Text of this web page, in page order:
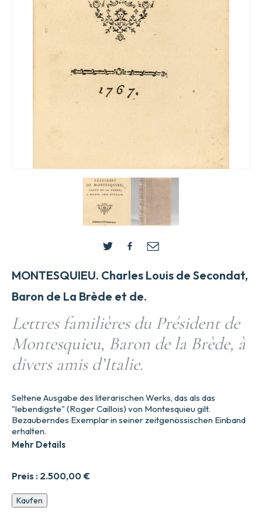
MONTESQUIEU. Charles Louis de Secondat,
Baron de La Brède et de.
Lettres familières du Président de
Montesquieu, Baron de la Brède, à
divers amis d’Italie.
Preis : 2.500,00 €
Seltene Ausgabe des literarischen Werks, das als das
"lebendigste" (Roger Caillois) von Montesquieu gilt.
Bezauberndes Exemplar in seiner zeitgenössischen Einband
erhalten.
Mehr Details
Lettres
familières
Kaufen